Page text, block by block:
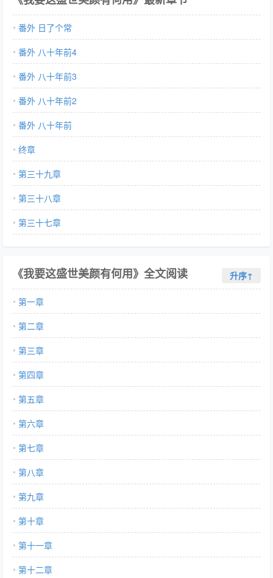
番外 日了个常
番外 八十年前4
番外 八十年前3
番外 八十年前2
番外 八十年前
终章
第三十九章
第三十八章
第三十七章
《我要这盛世美颜有何用》全文阅读 升序↑
第一章
第二章
第三章
第四章
第五章
第六章
第七章
第八章
第九章
第十章
第十一章
第十二章